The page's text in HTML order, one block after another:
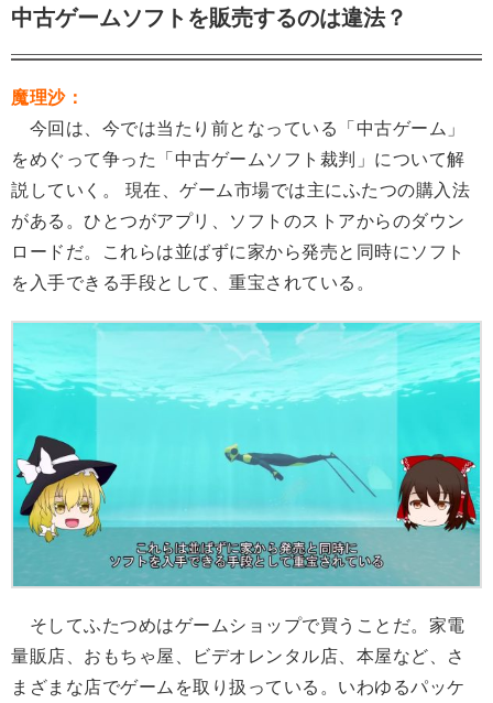
中古ゲームソフトを販売するのは違法？
魔理沙：
今回は、今では当たり前となっている「中古ゲーム」
をめぐって争った「中古ゲームソフト裁判」について解
説していく。 現在、ゲーム市場では主にふたつの購入法
がある。ひとつがアプリ、ソフトのストアからのダウン
ロードだ。これらは並ばずに家から発売と同時にソフト
を入手できる手段として、重宝されている。
そしてふたつめはゲームショップで買うことだ。家電
量販店、おもちゃ屋、ビデオレンタル店、本屋など、さ
まざまな店でゲームを取り扱っている。いわゆるパッケ